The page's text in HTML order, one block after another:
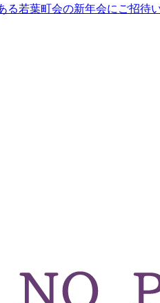
る若葉町会の新年会にご招